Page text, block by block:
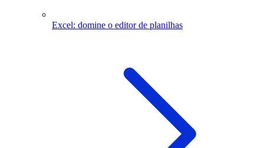
Excel: domine o editor de planilhas